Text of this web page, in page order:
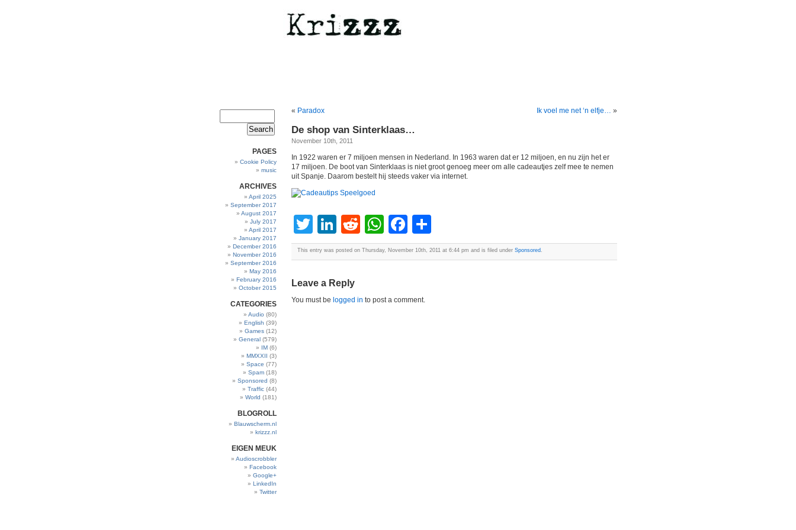
PAGES
Cookie Policy
music
ARCHIVES
April 2025
September 2017
August 2017
July 2017
April 2017
January 2017
December 2016
November 2016
September 2016
May 2016
February 2016
October 2015
CATEGORIES
Audio (80)
English (39)
Games (12)
General (579)
IM (6)
MMXXII (3)
Space (77)
Spam (18)
Sponsored (8)
Traffic (44)
World (181)
BLOGROLL
Blauwscherm.nl
krizzz.nl
EIGEN MEUK
Audioscrobbler
Facebook
Google+
LinkedIn
Twitter
« Paradox Ik voel me net ‘n elfje… »
De shop van Sinterklaas…
November 10th, 2011
In 1922 waren er 7 miljoen mensen in Nederland. In 1963 waren dat er 12 miljoen, en nu zijn het er
17 miljoen. De boot van Sinterklaas is niet groot genoeg meer om alle cadeautjes zelf mee te nemen
uit Spanje. Daarom bestelt hij steeds vaker via internet.
Twitter
LinkedIn
RedditWhatsApp
Facebook
This entry was posted on Thursday, November 10th, 2011 at 6:44 pm and is filed under Sponsored .
Leave a Reply
You must be logged in to post a comment.